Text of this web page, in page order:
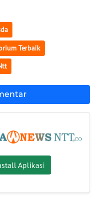
Terbaik
Aplikasi